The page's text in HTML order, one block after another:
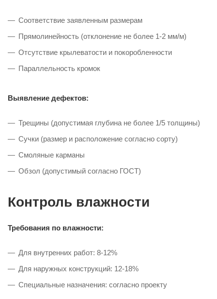
Соответствие заявленным размерам
Прямолинейность (отклонение не более 1-2 мм/м)
Отсутствие крылеватости и покоробленности
Параллельность кромок
Выявление дефектов:
Трещины (допустимая глубина не более 1/5 толщины)
Сучки (размер и расположение согласно сорту)
Смоляные карманы
Обзол (допустимый согласно ГОСТ)
Контроль влажности
Требования по влажности:
Для внутренних работ: 8-12%
Для наружных конструкций: 12-18%
Специальные назначения: согласно проекту